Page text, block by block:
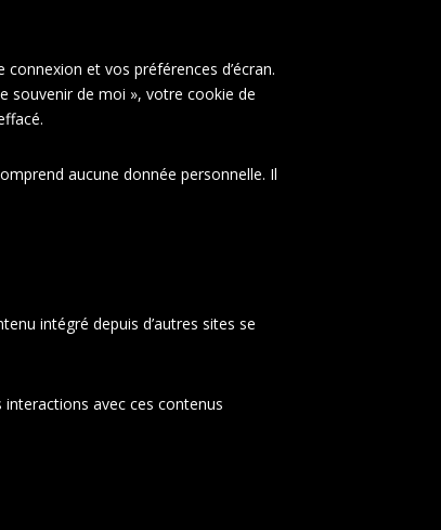
et vos préférences d’écran.
souvenir de moi », votre cookie de
aucune donnée personnelle. Il
intégré depuis d’autres sites se
avec ces contenus